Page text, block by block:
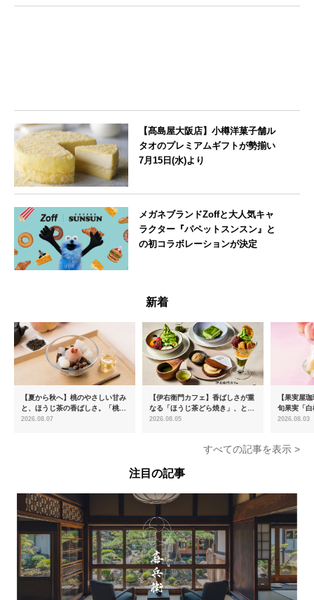
【髙島屋大阪店】小樽洋菓子舗ル
タオのプレミアムギフトが勢揃い
7月15日(水)より
メガネブランドZoffと大人気キャ
ラクター『パペットスンスン』と
の初コラボレーションが決定
新着
【夏から秋へ】桃のやさしい甘み
と、ほうじ茶の香ばしさ。「桃と
ほうじ茶のあんみつ」を8月中旬
2026.08.07
【伊右衛門カフェ】香ばしさが重
なる「ほうじ茶どら焼き」、とろ
ける「宇治抹茶ティラミス」が新
2026.08.05
【果実屋
旬果実「
限定販売
2026.08.03
すべての記事を表示 >
注目の記事